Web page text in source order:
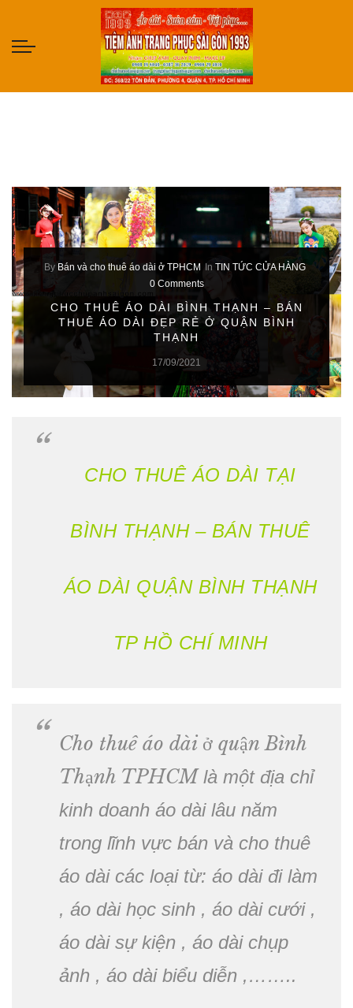
By Bán và cho thuê áo dài ở TPHCM In TIN TỨC CỬA HÀNG
0 Comments
CHO THUÊ ÁO DÀI BÌNH THẠNH – BÁN
THUÊ ÁO DÀI ĐẸP RẺ Ở QUẬN BÌNH
THẠNH
17/09/2021
CHO THUÊ ÁO DÀI TẠI
BÌNH THẠNH – BÁN THUÊ
ÁO DÀI QUẬN BÌNH THẠNH
TP HỒ CHÍ MINH
Cho thuê áo dài ở quận Bình
Thạnh TPHCM là một địa chỉ
kinh doanh áo dài lâu năm
trong lĩnh vực bán và cho thuê
áo dài các loại từ: áo dài đi làm
, áo dài học sinh , áo dài cưới ,
áo dài sự kiện , áo dài chụp
ảnh , áo dài biểu diễn ,……..